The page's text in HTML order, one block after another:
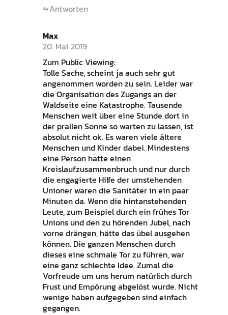
Antworten
Max
20. Mai 2019
Zum Public Viewing:
Tolle Sache, scheint ja auch sehr gut
angenommen worden zu sein. Leider war
die Organisation des Zugangs an der
Waldseite eine Katastrophe. Tausende
Menschen weit über eine Stunde dort in
der prallen Sonne so warten zu lassen, ist
absolut nicht ok. Es waren viele ältere
Menschen und Kinder dabei. Mindestens
eine Person hatte einen
Kreislaufzusammenbruch und nur durch
die engagierte Hilfe der umstehenden
Unioner waren die Sanitäter in ein paar
Minuten da. Wenn die hintanstehenden
Leute, zum Beispiel durch ein frühes Tor
Unions und den zu hörenden Jubel, nach
vorne drängen, hätte das übel ausgehen
können. Die ganzen Menschen durch
dieses eine schmale Tor zu führen, war
eine ganz schlechte Idee. Zumal die
Vorfreude um uns herum natürlich durch
Frust und Empörung abgelöst wurde. Nicht
wenige haben aufgegeben sind einfach
gegangen.